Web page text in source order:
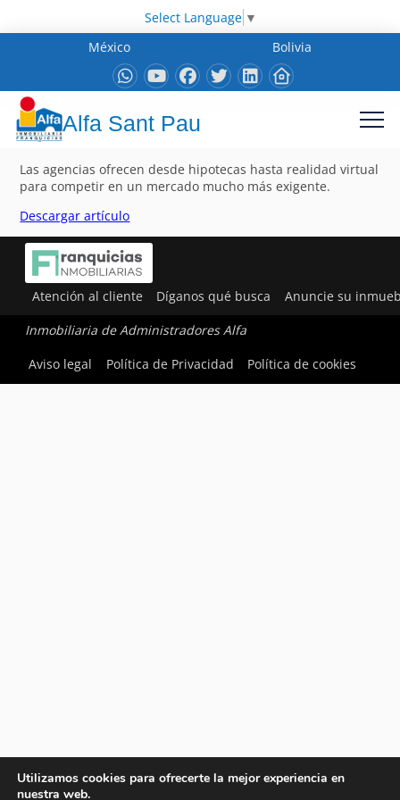
Select Language ▼
México
Bolivia
Alfa Sant Pau
Las agencias ofrecen desde hipotecas hasta realidad virtual
para competir en un mercado mucho más exigente.
Descargar artículo
Atención al cliente Díganos qué busca Anuncie su
Inmobiliaria de Administradores Alfa
Aviso legal
Política de Privacidad Política de cookies
Utilizamos cookies para ofrecerte la mejor experiencia en
nuestra web.